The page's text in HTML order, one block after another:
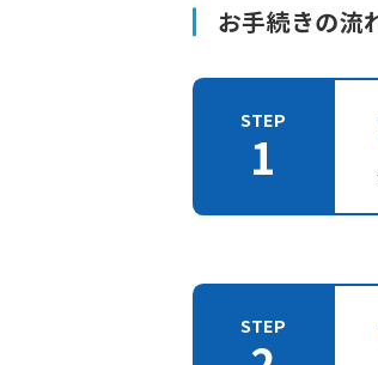
お手続きの流